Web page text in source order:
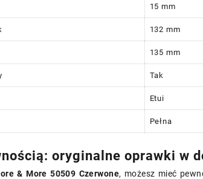
15 mm
132 mm
135 mm
Tak
Etui
Pełna
oryginalne oprawki w
& More 50509 Czerwone, możesz mieć